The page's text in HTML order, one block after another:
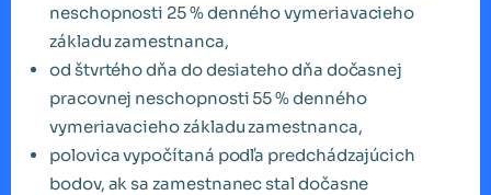
neschopnosti 25 % denného vymeriavacieho
základu zamestnanca,
od štvrtého dňa do desiateho dňa dočasnej
pracovnej neschopnosti 55 % denného
vymeriavacieho základu zamestnanca,
polovica vypočítaná podľa predchádzajúcich
bodov, ak sa zamestnanec stal dočasne